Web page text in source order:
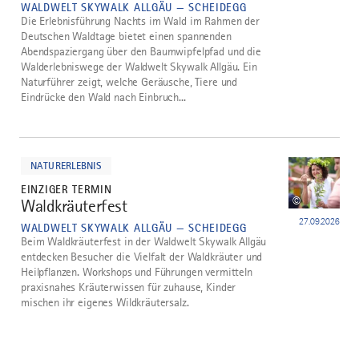
WALDWELT SKYWALK ALLGÄU — SCHEIDEGG
Die Erlebnisführung Nachts im Wald im Rahmen der
Deutschen Waldtage bietet einen spannenden
Abendspaziergang über den Baumwipfelpfad und die
Walderlebniswege der Waldwelt Skywalk Allgäu. Ein
Naturführer zeigt, welche Geräusche, Tiere und
Eindrücke den Wald nach Einbruch...
NATURERLEBNIS
EINZIGER TERMIN
Waldkräuterfest
WALDWELT SKYWALK ALLGÄU — SCHEIDEGG 27.09.2026
©
Beim Waldkräuterfest in der Waldwelt Skywalk Allgäu
entdecken Besucher die Vielfalt der Waldkräuter und
Heilpflanzen. Workshops und Führungen vermitteln
praxisnahes Kräuterwissen für zuhause, Kinder
mischen ihr eigenes Wildkräutersalz.